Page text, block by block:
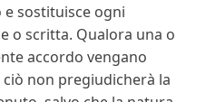
sostituisce ogni
o scritta. Qualora una o
accordo vengano
non pregiudicherà la